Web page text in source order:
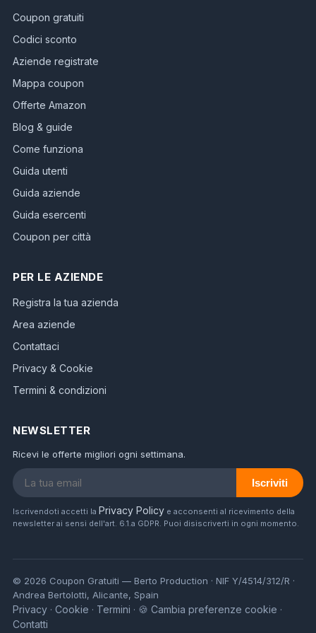
Coupon gratuiti
Codici sconto
Aziende registrate
Mappa coupon
Offerte Amazon
Blog & guide
Come funziona
Guida utenti
Guida aziende
Guida esercenti
Coupon per città
PER LE AZIENDE
Registra la tua azienda
Area aziende
Contattaci
Privacy & Cookie
Termini & condizioni
NEWSLETTER
Ricevi le offerte migliori ogni settimana.
Iscriviti
Iscrivendoti accetti la Privacy Policy e acconsenti al ricevimento della
newsletter ai sensi dell'art. 6.1.a GDPR. Puoi disiscriverti in ogni momento.
© 2026 Coupon Gratuiti — Berto Production · NIF Y/4514/312/R ·
Andrea Bertolotti, Alicante, Spain
Privacy · Cookie · Termini · 🍪 Cambia preferenze cookie ·
Contatti